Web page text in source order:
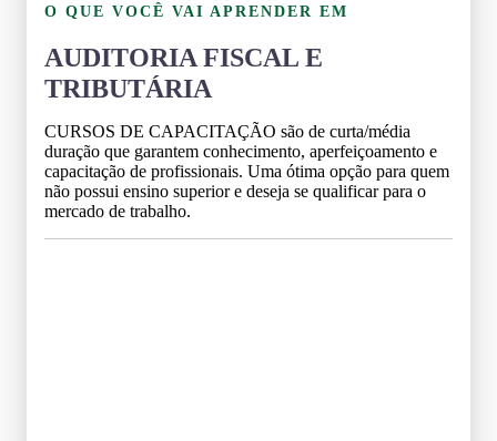
O QUE VOCÊ VAI APRENDER EM
AUDITORIA FISCAL E
TRIBUTÁRIA
CURSOS DE CAPACITAÇÃO são de curta/média
duração que garantem conhecimento, aperfeiçoamento e
capacitação de profissionais. Uma ótima opção para quem
não possui ensino superior e deseja se qualificar para o
mercado de trabalho.